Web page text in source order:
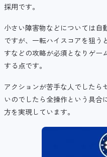
採用です。
小さい障害物などについては自
ですが、一転ハイスコアを狙う
すなどの攻略が必須となりゲー
する点です。
アクションが苦手な人でしたら
いのでしたら全操作という具合
方を実現しています。